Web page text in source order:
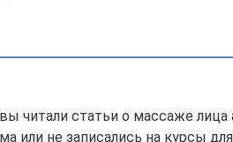
читали статьи о массаже лица
или не записались на курсы